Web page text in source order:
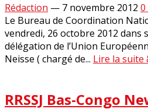
Rédaction — 7 novembre 2012 0
Le Bureau de Coordination
vendredi, 26 octobre 2012 dans
délégation de l’Union
Neisse ( chargé de... Lire la suite
RRSSJ Bas-Congo